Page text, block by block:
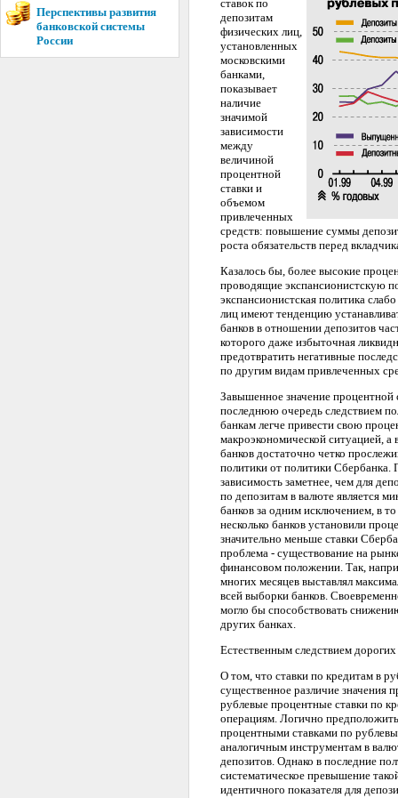
Перспективы развития
банковской системы
России
ставок по
депозитам
физических лиц,
установленных
московскими
банками,
показывает
наличие
значимой
зависимости
между
величиной
процентной
ставки и
объемом
привлеченных
средств: повышение суммы
роста обязательств перед
Казалось бы, более высокие
проводящие экспансионистскую
экспансионистская политика
лиц имеют тенденцию
банков в отношении депозитов
которого даже избыточная
предотвратить негативные
по другим видам привлеченных
Завышенное значение процентной
последнюю очередь следствием
банкам легче привести свою
макроэкономической ситуацией,
банков достаточно четко
политики от политики Сбербанка.
зависимость заметнее, чем для
по депозитам в валюте является
банков за одним исключением, в
несколько банков установили
значительно меньше ставки
проблема - существование на
финансовом положении. Так,
многих месяцев выставлял
всей выборки банков.
могло бы способствовать
других банках.
Естественным следствием
О том, что ставки по кредитам в
существенное различие значения
рублевые процентные ставки по
операциям. Логично
процентными ставками по
аналогичным инструментам в
депозитов. Однако в последние
систематическое превышение
идентичного показателя для